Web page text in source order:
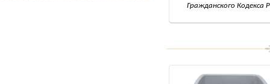
Гражданского Кодекса